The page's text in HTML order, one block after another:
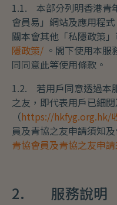
1.1. 本部分列明香港青
會員易」網站及應用程
關本會其他「私隱政策
隱政策/ 。閣下使用本
同同意此等使用條款。
1.2. 若用戶同意透過本
之友，即代表用戶已細
（https://hkfyg.org.hk/
員及青協之友申請須知
青協會員及青協之友申
2. 服務說明